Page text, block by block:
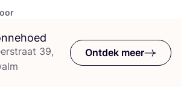
39,
Ontdek meer